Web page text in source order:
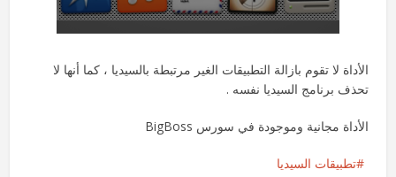
الأداة لا تقوم بازالة التطبيقات الغير مرتبطة بالسيديا ، كما أنها لا
تحذف برنامج السيديا نفسه .
الأداة مجانية وموجودة في سورس BigBoss
تطبيقات السيديا